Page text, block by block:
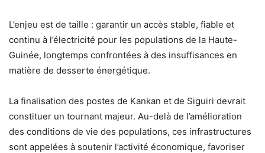
L’enjeu est de taille : garantir un accès stable, fiable et
continu à l’électricité pour les populations de la Haute-
Guinée, longtemps confrontées à des insuffisances en
matière de desserte énergétique.
La finalisation des postes de Kankan et de Siguiri devrait
constituer un tournant majeur. Au-delà de l’amélioration
des conditions de vie des populations, ces infrastructures
sont appelées à soutenir l’activité économique, favoriser